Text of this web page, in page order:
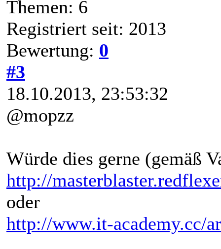
Themen: 6
Registriert seit: 2013
Bewertung: 0
#3
18.10.2013, 23:53:32
@mopzz
Würde dies gerne (gemäß
http://
oder
http://www.it-academy.cc/